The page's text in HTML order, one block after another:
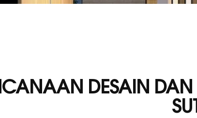
DESAIN